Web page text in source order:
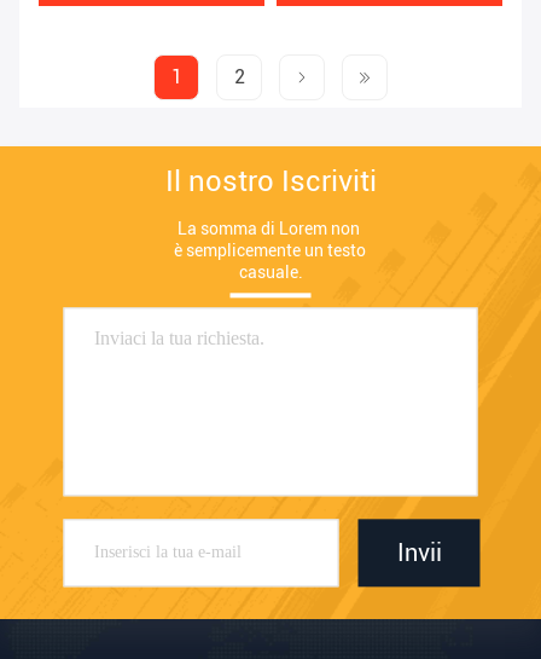
1 2
Il nostro Iscriviti
La somma di Lorem non
è semplicemente un testo
casuale.
Invii